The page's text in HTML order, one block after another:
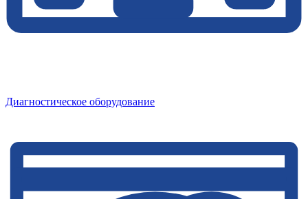
Диагностическое оборудование